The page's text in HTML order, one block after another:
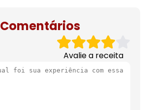
Comentários
Avalie a receita